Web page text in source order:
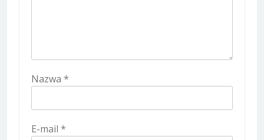
Nazwa *
E-mail *